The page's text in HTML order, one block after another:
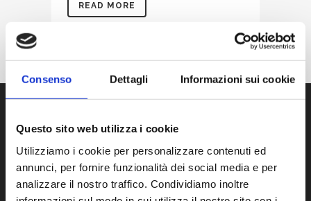
Consenso Dettagli Informazioni sui cookie
Questo sito web utilizza i cookie
Utilizziamo i cookie per personalizzare contenuti ed
annunci, per fornire funzionalità dei social media e per
analizzare il nostro traffico. Condividiamo inoltre
READ MORE
LAURA PINTUS